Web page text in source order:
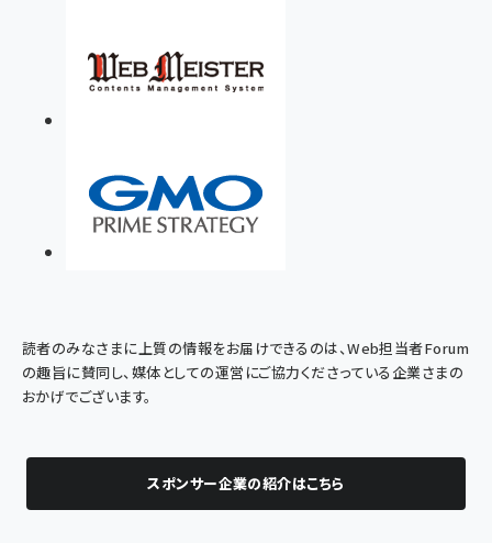
読者のみなさまに上質の情報をお届けできるのは、Web担当者Forum
の趣旨に賛同し、媒体としての運営にご協力くださっている企業さまの
おかげでございます。
スポンサー企業の紹介はこちら